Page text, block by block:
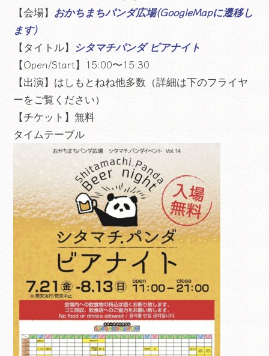
【会場】 おかちまちパンダ広場(GoogleMapに遷移し
ます)
【タイトル】 シタマチパンダ ビアナイト
【Open/Start】15:00〜15:30
【出演】はしもとねね他多数（詳細は下のフライヤ
ーをご覧ください）
【チケット】無料
タイムテーブル